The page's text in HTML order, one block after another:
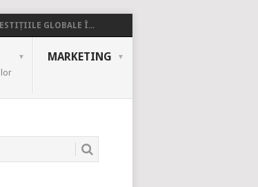
GLOBALE Î...
MARKETING